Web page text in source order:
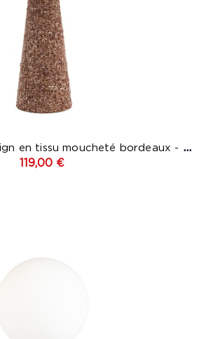
Lampe de table design en tissu moucheté bordeaux - Mic
119,00 €